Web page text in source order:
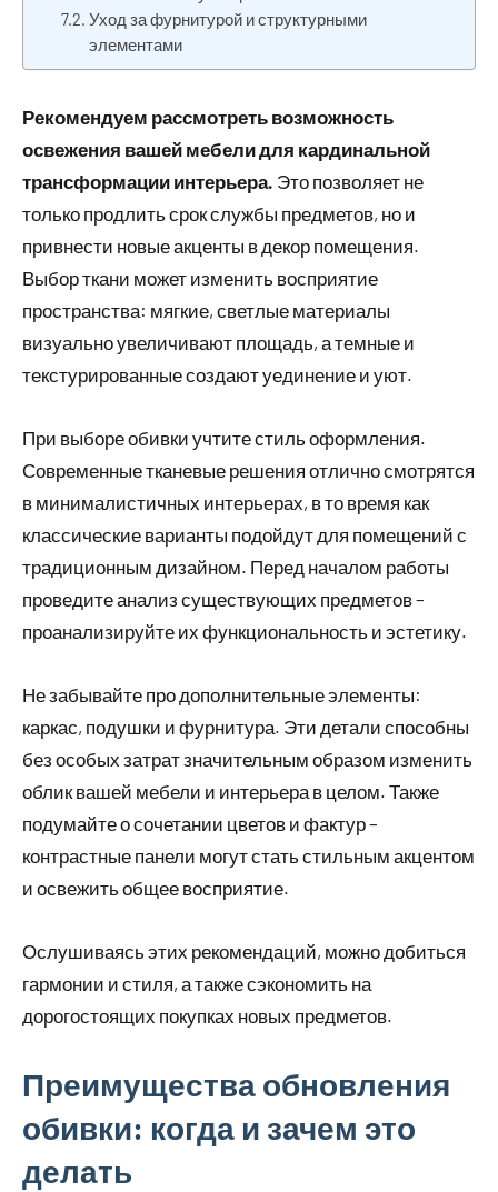
Уход за фурнитурой и структурными
элементами
Рекомендуем рассмотреть возможность
освежения вашей мебели для кардинальной
трансформации интерьера. Это позволяет не
только продлить срок службы предметов, но и
привнести новые акценты в декор помещения.
Выбор ткани может изменить восприятие
пространства: мягкие, светлые материалы
визуально увеличивают площадь, а темные и
текстурированные создают уединение и уют.
При выборе обивки учтите стиль оформления.
Современные тканевые решения отлично смотрятся
в минималистичных интерьерах, в то время как
классические варианты подойдут для помещений с
традиционным дизайном. Перед началом работы
проведите анализ существующих предметов –
проанализируйте их функциональность и эстетику.
Не забывайте про дополнительные элементы:
каркас, подушки и фурнитура. Эти детали способны
без особых затрат значительным образом изменить
облик вашей мебели и интерьера в целом. Также
подумайте о сочетании цветов и фактур –
контрастные панели могут стать стильным акцентом
и освежить общее восприятие.
Ослушиваясь этих рекомендаций, можно добиться
гармонии и стиля, а также сэкономить на
дорогостоящих покупках новых предметов.
Преимущества обновления
обивки: когда и зачем это
делать